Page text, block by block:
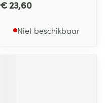
€ 23,60
Niet beschikbaar